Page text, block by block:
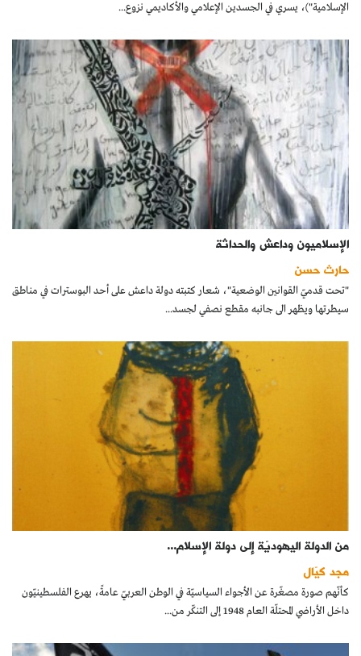
الإسلامية")، يسري في الجسدين الإعلامي والأكاديمي نزوع...
الإسلاميون وداعش والحداثة
حارث حسن
"تحت قدميّ القوانين الوضعية"، شعار كتبته دولة داعش على أحد البوسترات في مناطق
سيطرتها ويظهر الى جانبه مقطع نصفي لجسد...
من الدولة اليهوديّة إلى دولة الإسلام...
مجد كيّال
كأنّهم صورة مصغّرة عن الأجواء السياسيّة في الوطن العربيّ عامةً، يهرع الفلسطينيّون
داخل الأراضي المحتلّة العام 1948 إلى التنكّر من...